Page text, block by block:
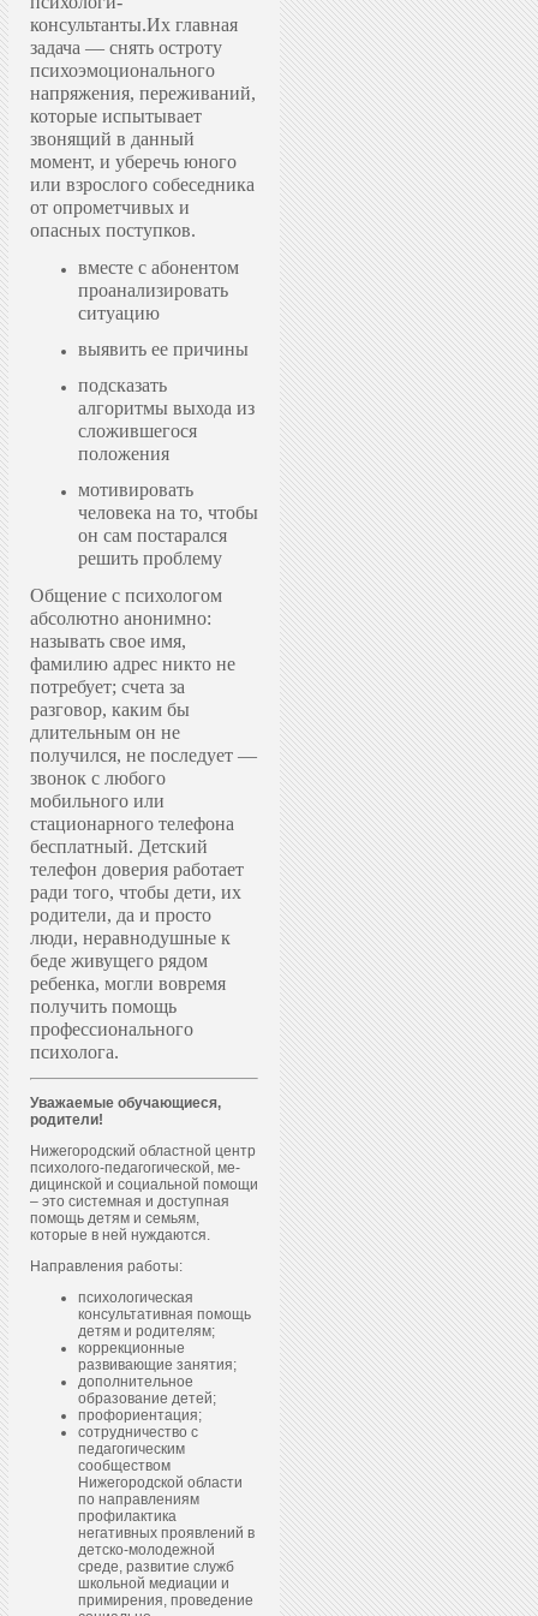
консультанты.Их главная
задача — снять остроту
психоэмоционального
напряжения, переживаний,
которые испытывает
звонящий в данный
момент, и уберечь юного
или взрослого собеседника
от опрометчивых и
опасных поступков.
вместе с абонентом
проанализировать
ситуацию
выявить ее причины
подсказать
алгоритмы выхода из
сложившегося
положения
мотивировать
человека на то, чтобы
он сам постарался
решить проблему
Общение с психологом
абсолютно анонимно:
называть свое имя,
фамилию адрес никто не
потребует; счета за
разговор, каким бы
длительным он не
получился, не последует —
звонок с любого
мобильного или
стационарного телефона
бесплатный. Детский
телефон доверия работает
ради того, чтобы дети, их
родители, да и просто
люди, неравнодушные к
беде живущего рядом
ребенка, могли вовремя
получить помощь
профессионального
психолога.
Уважаемые обучающиеся,
родители!
Нижегородский областной центр
пси­холо­го-пе­даго­гичес­кой, ме­
дицин­ской и со­ци­аль­ной по­мощи
– это системная и доступная
помощь детям и семьям,
которые в ней нуждаются.
Направления работы:
психологическая
консультативная помощь
детям и родителям;
коррекционные
развивающие занятия;
дополнительное
образование детей;
профориентация;
сотрудничество с
педагогическим
сообществом
Нижегородской области
по направлениям
профилактика
негативных проявлений в
детско-молодежной
среде, развитие служб
школьной медиации и
примирения, проведение